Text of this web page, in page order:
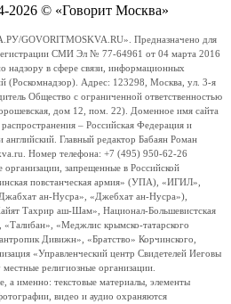
2026 © «Говорит Москва»
GOVORITMOSKVA.RU». Предназначено для
СМИ Эл № 77-64961 от 04 марта 2016
надзору в сфере связи, информационных
(Роскомнадзор). Адрес: 123298, Москва, ул. 3-я
Общество с ограниченной ответственностью
дом 12, пом. 22). Доменное имя сайта
– Российская Федерация и
Главный редактор Бабаян Роман
Номер телефона: +7 (495) 950-62-26
организации, запрещенные в Российской
повстанческая армия» (УПА), «ИГИЛ»,
ан-Нусра», «Джебхат ан-Нусра»),
Тахрир аш-Шам», Национал-Большевистская
«Меджлис крымско-татарского
Дивижн», «Братство» Корчинского,
«Управленческий центр Свидетелей Иеговы
религиозные организации.
а именно: текстовые материалы, элементы
видео и аудио охраняются